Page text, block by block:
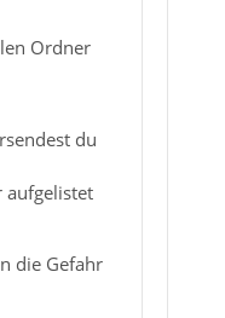
Ordner
du
aufgelistet
die Gefahr